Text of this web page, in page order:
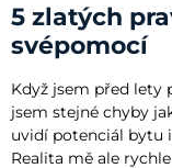
5 zlatých
svépomocí
Když jsem před lety
jsem stejné chyby
uvidí potenciál bytu
Realita mě ale